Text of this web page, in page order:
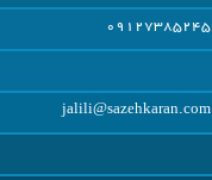
09127385245
jalili@sazehkaran.com